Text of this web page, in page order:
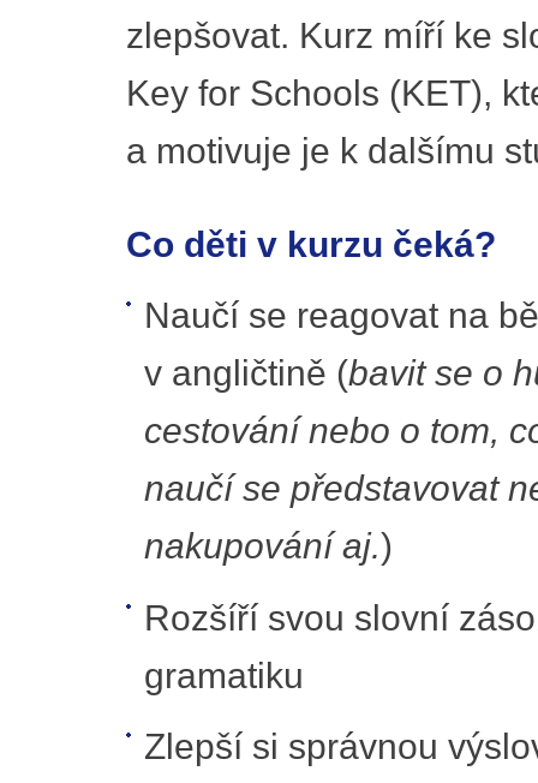
zlepšovat. Kurz míří ke
Key for Schools (KET),
a motivuje je k dalšímu
Co děti v kurzu čeká?
Naučí se reagovat na
v angličtině (bavit se o
cestování nebo o tom,
naučí se představovat
nakupování aj.)
Rozšíří svou slovní
gramatiku
Zlepší si správnou